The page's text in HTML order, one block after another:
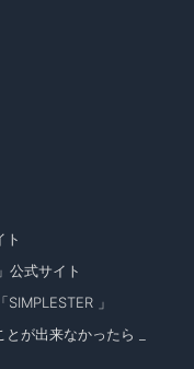
ト
公式サイト
」
が出来なかったら _